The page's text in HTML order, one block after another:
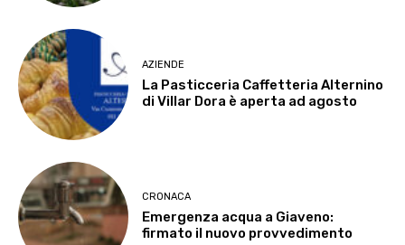
AZIENDE
La Pasticceria Caffetteria Alternino
di Villar Dora è aperta ad agosto
CRONACA
Emergenza acqua a Giaveno:
firmato il nuovo provvedimento